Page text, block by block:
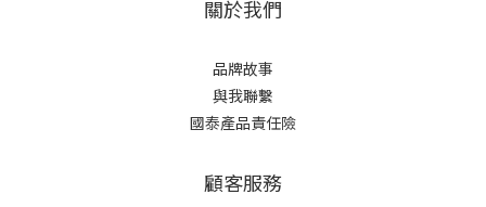
關於我們
品牌故事
與我聯繫
國泰產品責任險
顧客服務